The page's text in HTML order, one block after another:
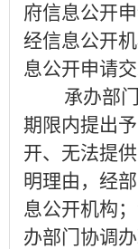
府信息公开
经信息公开
息公开申请
承办部门
期限内提出
开、无法提
明理由，经
息公开机构
办部门协调